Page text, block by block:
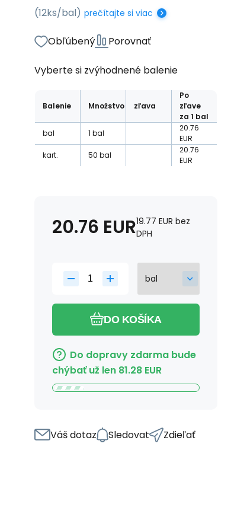
(12ks/bal) prečítajte si viac
Obľúbený Porovnať
Vyberte si zvýhodnené balenie
Balenie Množstvo zľava
Po
zľave
za 1 bal
bal
1 bal
20.76
EUR
kart.
50 bal
20.76
EUR
20.76 EUR19.77 EUR bez
DPH
DO KOŠÍKA
Do dopravy zdarma bude
chýbať už len 81.28 EUR
Váš dotaz Sledovat Zdieľať